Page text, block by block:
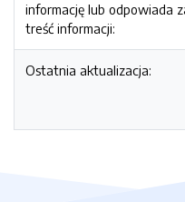
informację lub odpowiada
treść informacji:
Ostatnia aktualizacja: